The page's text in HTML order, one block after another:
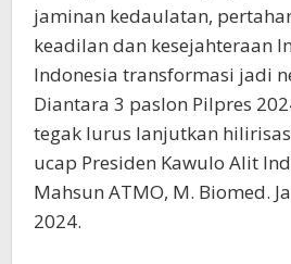
jaminan kedaulatan,
keadilan dan kesejahteraan
Indonesia transformasi jadi
Diantara 3 paslon Pilpres
tegak lurus lanjutkan
ucap Presiden Kawulo Alit
Mahsun ATMO, M. Biomed.
2024.